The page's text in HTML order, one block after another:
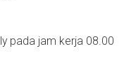
pada jam kerja 08.00